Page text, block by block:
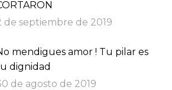
de septiembre de 2019
mendigues amor ! Tu pilar es
dignidad
de agosto de 2019